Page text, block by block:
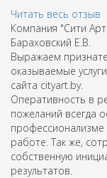
Читать весь отзыв
Компания "Сити
Бараховский Е.В.
Выражаем
оказываемые
сайта cityart.by.
Оперативность в
пожеланий всегда
работе. Так же,
собственную
результатов.